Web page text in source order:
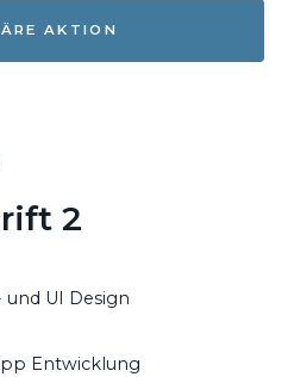
AKTION
2
UI Design
Entwicklung